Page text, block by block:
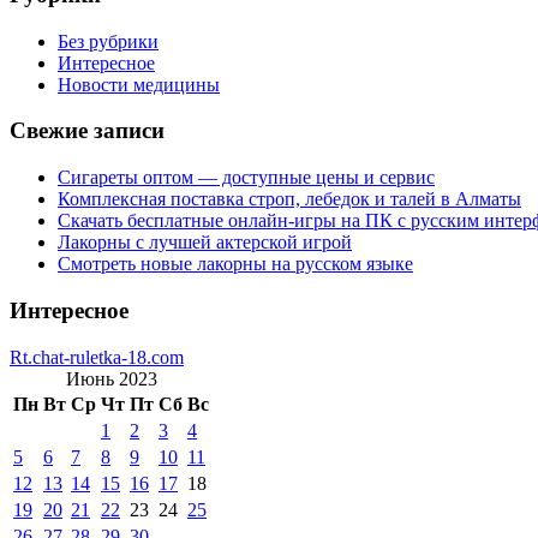
Без рубрики
Интересное
Новости медицины
Свежие записи
Сигареты оптом — доступные цены и сервис
Комплексная поставка строп, лебедок и талей в Алматы
Скачать бесплатные онлайн-игры на ПК с русским
Лакорны с лучшей актерской игрой
Смотреть новые лакорны на русском языке
Интересное
Rt.chat-ruletka-18.com
Июнь 2023
Пн Вт Ср Чт Пт Сб Вс
1
2 3
4
5
6 7 8 9 10 11
12
13 14 15 16 17 18
19 20 21 22 23 24 25